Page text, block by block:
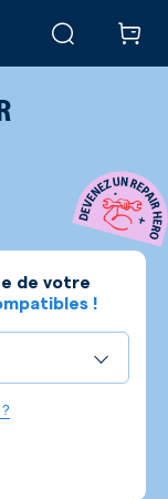
de votre
!